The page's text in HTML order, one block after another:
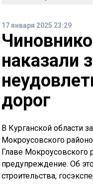
17 января 2025 23:29
наказали
дорог
В Курганской области
Мокроусовского
Главе
предупреждение. Об
строительства,